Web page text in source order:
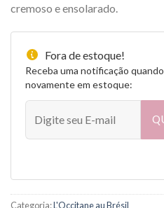
cremoso e ensolarado.
Fora de estoque!
Receba uma notificação
novamente em estoque:
Categoria:L'Occitane au Brésil